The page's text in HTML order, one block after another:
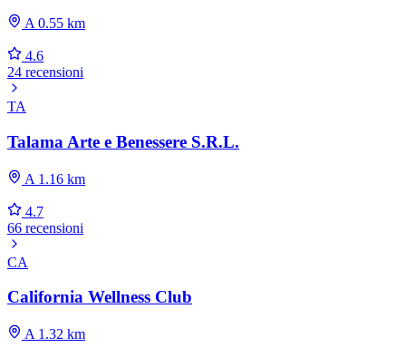
A 0.55 km
4.6
24 recensioni
TA
Talama Arte e Benessere S.R.L.
A 1.16 km
4.7
66 recensioni
CA
California Wellness Club
A 1.32 km